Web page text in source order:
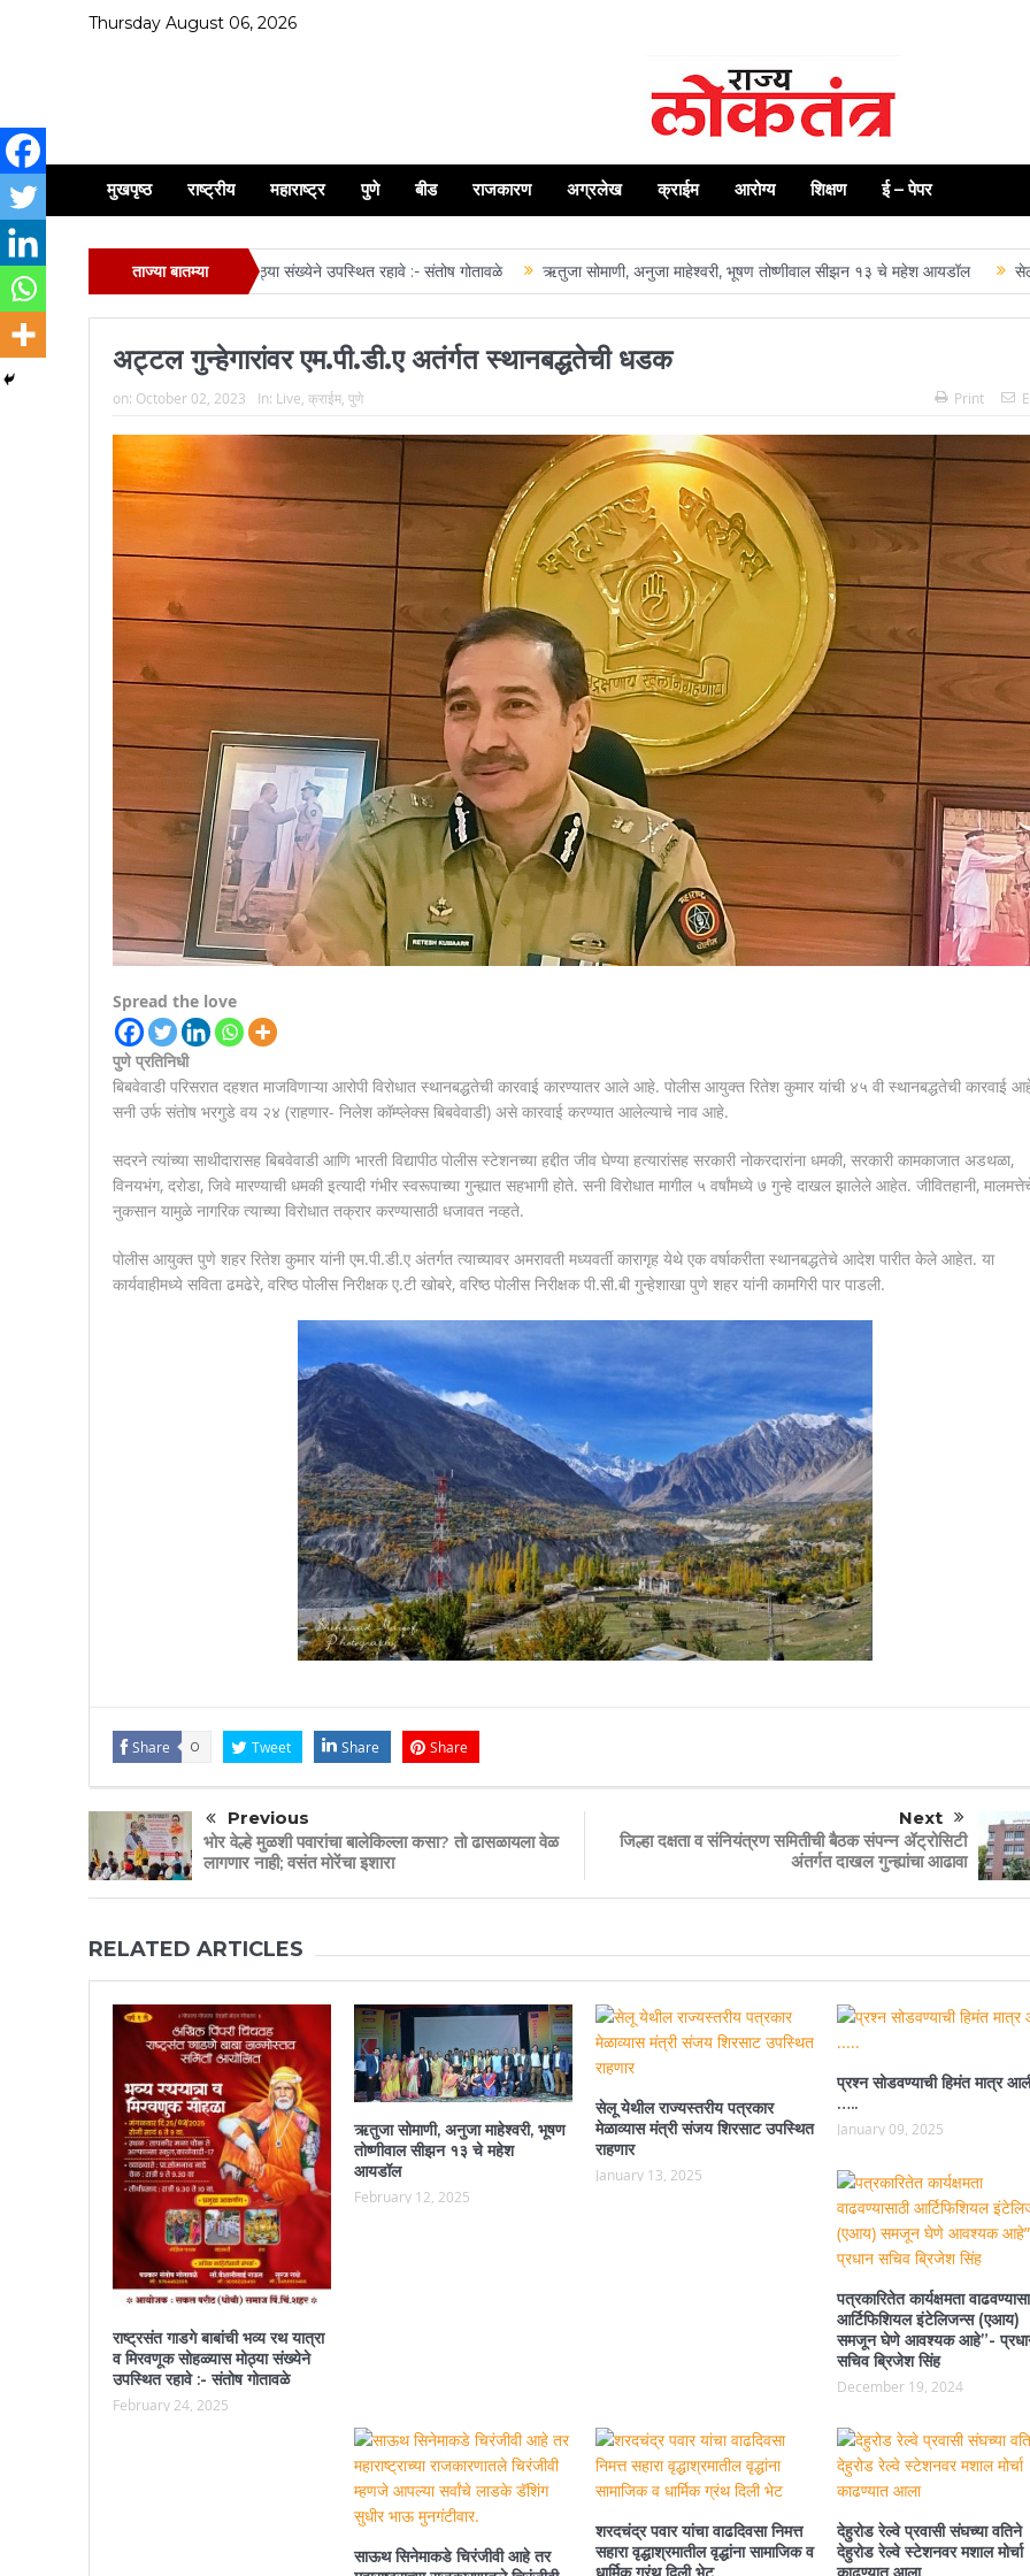
Thursday August 06, 2026
मुखपृष्ठ राष्ट्रीय महाराष्ट्र पुणे बीड राजकारण अग्रलेख क्राईम आरोग्य शिक्षण ई – पेपर
ताज्या बातम्या
रथ यात्रा व मिरवणूक सोहळ्यास मोठ्या संख्येने उपस्थित रहावे :- संतोष गोतावळे ऋतुजा सोमाणी, अनुजा माहेश्वरी, भूषण तोष्णीवाल सीझन १३ चे महेश आयडॉल सेलू येथील
अट्टल गुन्हेगारांवर एम.पी.डी.ए अतंर्गत स्थानबद्धतेची धडक
on: October 02, 2023 In: Live क्राईम, पुणे Print
Spread the love
पुणे प्रतिनिधी
बिबवेवाडी परिसरात दहशत माजविणाऱ्या आरोपी विरोधात स्थानबद्धतेची कारवाई कारण्यातर आले आहे. पोलीस आयुक्त रितेश कुमार यांची ४५ वी स्थानबद्धतेची कारवाई
सनी उर्फ संतोष भरगुडे वय २४ (राहणार- निलेश कॉम्प्लेक्स बिबवेवाडी) असे कारवाई करण्यात आलेल्याचे नाव आहे.
सदरने त्यांच्या साथीदारासह बिबवेवाडी आणि भारती विद्यापीठ पोलीस स्टेशनच्या हद्दीत जीव घेण्या हत्यारांसह सरकारी नोकरदारांना धमकी, सरकारी कामकाजात अडथळा,
विनयभंग, दरोडा, जिवे मारण्याची धमकी इत्यादी गंभीर स्वरूपाच्या गुन्ह्यात सहभागी होते. सनी विरोधात मागील ५ वर्षांमध्ये ७ गुन्हे दाखल झालेले आहेत. जीवितहानी,
नुकसान यामुळे नागरिक त्याच्या विरोधात तक्रार करण्यासाठी धजावत नव्हते.
पोलीस आयुक्त पुणे शहर रितेश कुमार यांनी एम.पी.डी.ए अंतर्गत त्याच्यावर अमरावती मध्यवर्ती कारागृह येथे एक वर्षाकरीता स्थानबद्धतेचे आदेश पारीत केले आहेत. या
कार्यवाहीमध्ये सविता ढमढेरे, वरिष्ठ पोलीस निरीक्षक ए.टी खोबरे, वरिष्ठ पोलीस निरीक्षक पी.सी.बी गुन्हेशाखा पुणे शहर यांनी कामगिरी पार पाडली.
Share 0 Tweet Share Share
Previous
भोर वेल्हे मुळशी पवारांचा बालेकिल्ला कसा? तो ढासळायला वेळ
लागणार नाही; वसंत मोरेंचा इशारा
Next
जिल्हा दक्षता व संनियंत्रण समितीची बैठक संपन्न ॲट्रोसिटी
अंतर्गत दाखल गुन्ह्यांचा आढावा
RELATED ARTICLES
राष्ट्रसंत गाडगे बाबांची भव्य रथ यात्रा
व मिरवणूक सोहळ्यास मोठ्या संख्येने
उपस्थित रहावे :- संतोष गोतावळे
February 24, 2025
ऋतुजा सोमाणी, अनुजा माहेश्वरी, भूषण
तोष्णीवाल सीझन १३ चे महेश
आयडॉल
February 12, 2025
सेलू येथील राज्यस्तरीय पत्रकार
मेळाव्यास मंत्री संजय शिरसाट उपस्थित
राहणार
January 13, 2025
प्रश्न सोडवण्याची हिमंत मात्र
…..
January 09, 2025
पत्रकारितेत कार्यक्षमता
आर्टिफिशियल इंटेलिजन्स (एआय)
समजून घेणे आवश्यक आहे”-
सचिव ब्रिजेश सिंह
December 19, 2024
साऊथ सिनेमाकडे चिरंजीवी आहे तर
शरदचंद्र पवार यांचा वाढदिवसा निमत्त
सहारा वृद्धाश्रमातील वृद्धांना सामाजिक व
देहुरोड रेल्वे प्रवासी संघच्या वतिने
देहुरोड रेल्वे स्टेशनवर मशाल मोर्चा